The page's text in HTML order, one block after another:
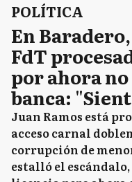
POLÍTICA
En
FdT
por ahora
banca:
Juan Ramos está
acceso carnal
corrupción de
estalló el